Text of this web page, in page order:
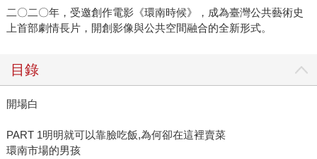
二〇二〇年，受邀創作電影《環南時候》，成為臺灣公共藝術史
上首部劇情長片，開創影像與公共空間融合的全新形式。
目錄
開場白
PART 1明明就可以靠臉吃飯,為何卻在這裡賣菜
環南市場的男孩